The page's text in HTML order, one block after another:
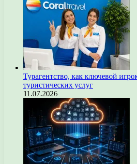
Турагентство, как ключевой
туристических услуг
11.07.2026